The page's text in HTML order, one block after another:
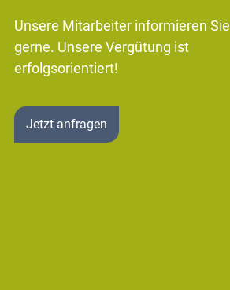
Unsere Mitarbeiter informieren Sie
gerne. Unsere Vergütung ist
erfolgsorientiert!
Jetzt anfragen